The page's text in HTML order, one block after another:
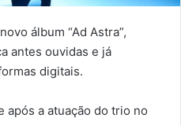
álbum “Ad Astra”,
antes ouvidas e já
digitais.
após a atuação do trio no